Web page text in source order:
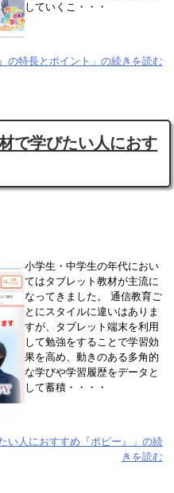
していくこ・・・
の特長とポイント」の続きを読む
で学びたい人におす
小学生・中学生の年代におい
てはタブレット教材が主流に
なってきました。 通信教育ご
とにスタイルに違いはありま
すが、タブレット端末を利用
して勉強をすることで学習効
果を高め、動きのある多角的
な学びや学習履歴をデータと
して蓄積・・・・
い人におすすめ『ポピー』」の続
きを読む